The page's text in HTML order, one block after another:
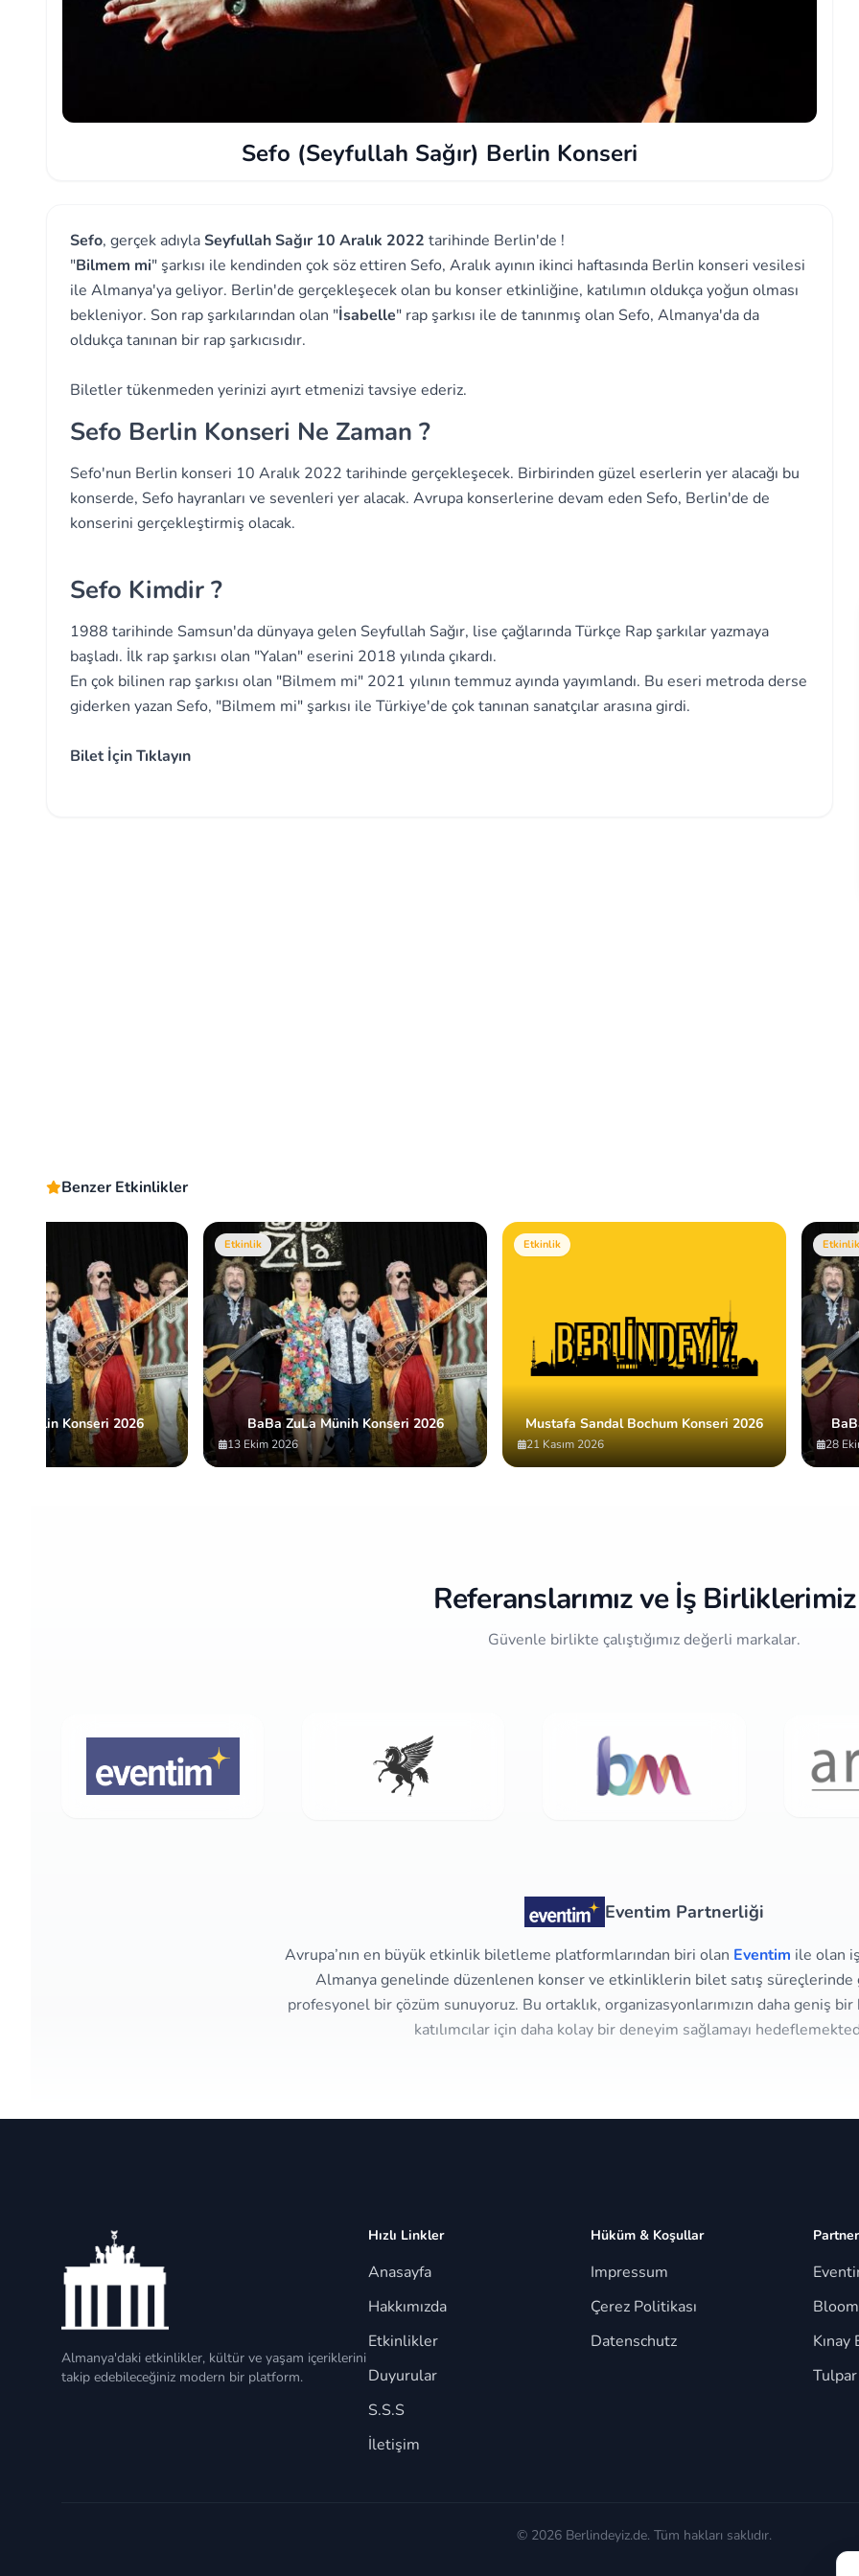
Sefo (Seyfullah Sağır) Berlin Konseri
Sefo, gerçek adıylaSeyfullah Sağır 10 Aralık 2022 tarihinde Berlin'de !
"Bilmem mi" şarkısı ile kendinden çok söz ettiren Sefo, Aralık ayının ikinci haftasında Berlin konseri vesilesi
ile Almanya'ya geliyor. Berlin'de gerçekleşecek olan bu konser etkinliğine, katılımın oldukça yoğun olması
bekleniyor. Son rap şarkılarından olan "İsabelle" rap şarkısı ile de tanınmış olan Sefo, Almanya'da da
oldukça tanınan bir rap şarkıcısıdır.
Biletler tükenmeden yerinizi ayırt etmenizi tavsiye ederiz.
Sefo Berlin Konseri Ne Zaman ?
Sefo'nun Berlin konseri 10 Aralık 2022 tarihinde gerçekleşecek. Birbirinden güzel eserlerin yer alacağı bu
konserde, Sefo hayranları ve sevenleri yer alacak. Avrupa konserlerine devam eden Sefo, Berlin'de de
konserini gerçekleştirmiş olacak.
Sefo Kimdir ?
1988 tarihinde Samsun'da dünyaya gelen Seyfullah Sağır, lise çağlarında Türkçe Rap şarkılar yazmaya
başladı. İlk rap şarkısı olan "Yalan" eserini 2018 yılında çıkardı.
En çok bilinen rap şarkısı olan "Bilmem mi" 2021 yılının temmuz ayında yayımlandı. Bu eseri metroda derse
giderken yazan Sefo, "Bilmem mi" şarkısı ile Türkiye'de çok tanınan sanatçılar arasına girdi.
Bilet İçin Tıklayın
Benzer Etkinlikler
Berlin Konseri 2026
Etkinlik
BaBa ZuLa Münih Konseri 2026
13 Ekim 2026
Etkinlik
Mustafa Sandal Bochum Konseri 2026
21 Kasım 2026
Etkinlik
28
Referanslarımız ve İş Birliklerimiz
Güvenle birlikte çalıştığımız değerli markalar.
Eventim Partnerliği
Avrupa’nın en büyük etkinlik biletleme platformlarından biri olan Eventim ile olan
Almanya genelinde düzenlenen konser ve etkinliklerin bilet satış süreçlerinde
profesyonel bir çözüm sunuyoruz. Bu ortaklık, organizasyonlarımızın daha geniş bir
katılımcılar için daha kolay bir deneyim sağlamayı
Almanya'daki etkinlikler, kültür ve yaşam içeriklerini
takip edebileceğiniz modern bir platform.
Hızlı Linkler
Anasayfa
Hakkımızda
Etkinlikler
Duyurular
S.S.S
İletişim
Hüküm & Koşullar
Impressum
Çerez Politikası
Datenschutz
© 2026 Berlindeyiz.de. Tüm hakları saklıdır.